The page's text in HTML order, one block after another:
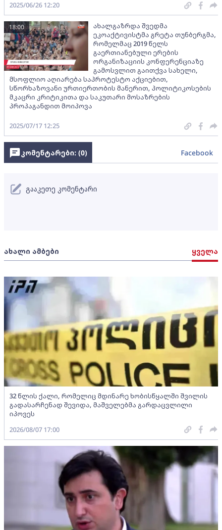
2025/06/26 12:20
ახალგაზრდა შვედმა
ეკოაქტივისტმა გრეტა თუნბერგმა,
რომელმაც 2019 წელს
გაერთიანებული ერების
ორგანიზაციის კონფერენციაზე
გამოსვლით გაითქვა სახელი,
მსოფლიო აღიარება საპროტესტო აქციებით,
სწორხაზოვანი ურთიერთობის მანერით, პოლიტიკოსების
მკაცრი კრიტიკითა და საკუთარი მოსაზრების
პროპაგანდით მოიპოვა
18:00
2025/07/17 12:25
ახალი ამბები ყველა
32 წლის ქალი, რომელიც მდინარე ხობისწყალში შვილის
გადასარჩენად შევიდა, მაშველებმა გარდაცვლილი
იპოვეს
2026/08/07 17:00
კომენტარები: (0) Facebook
გააკეთე კომენტარი